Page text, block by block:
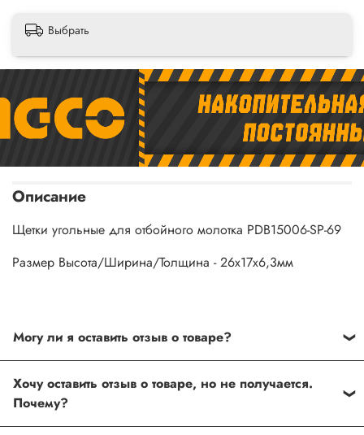
Выбрать
Описание
Щетки угольные для отбойного молотка PDB15006-SP-69
Размер Высота/Ширина/Толщина - 26х17х6,3мм
специальное поле, где Вы можете оставить свой отзыв.
Также Вы можете присвоить товару от одной до пяти
звёзд. Все отзывы о товарах проходят модерацию.
Хочу оставить отзыв о товаре, но не получается.